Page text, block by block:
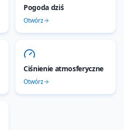
Pogoda dziś
Otwórz
Ciśnienie atmosferyczne
Otwórz